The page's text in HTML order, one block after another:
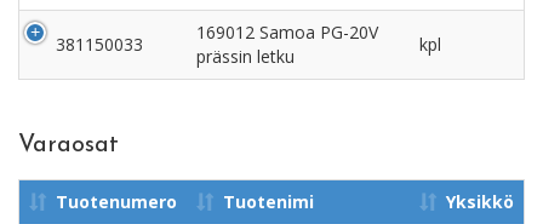
381150033
169012 Samoa PG-20V
prässin letku
kpl
Varaosat
Tuotenumero Tuotenimi Yksikkö